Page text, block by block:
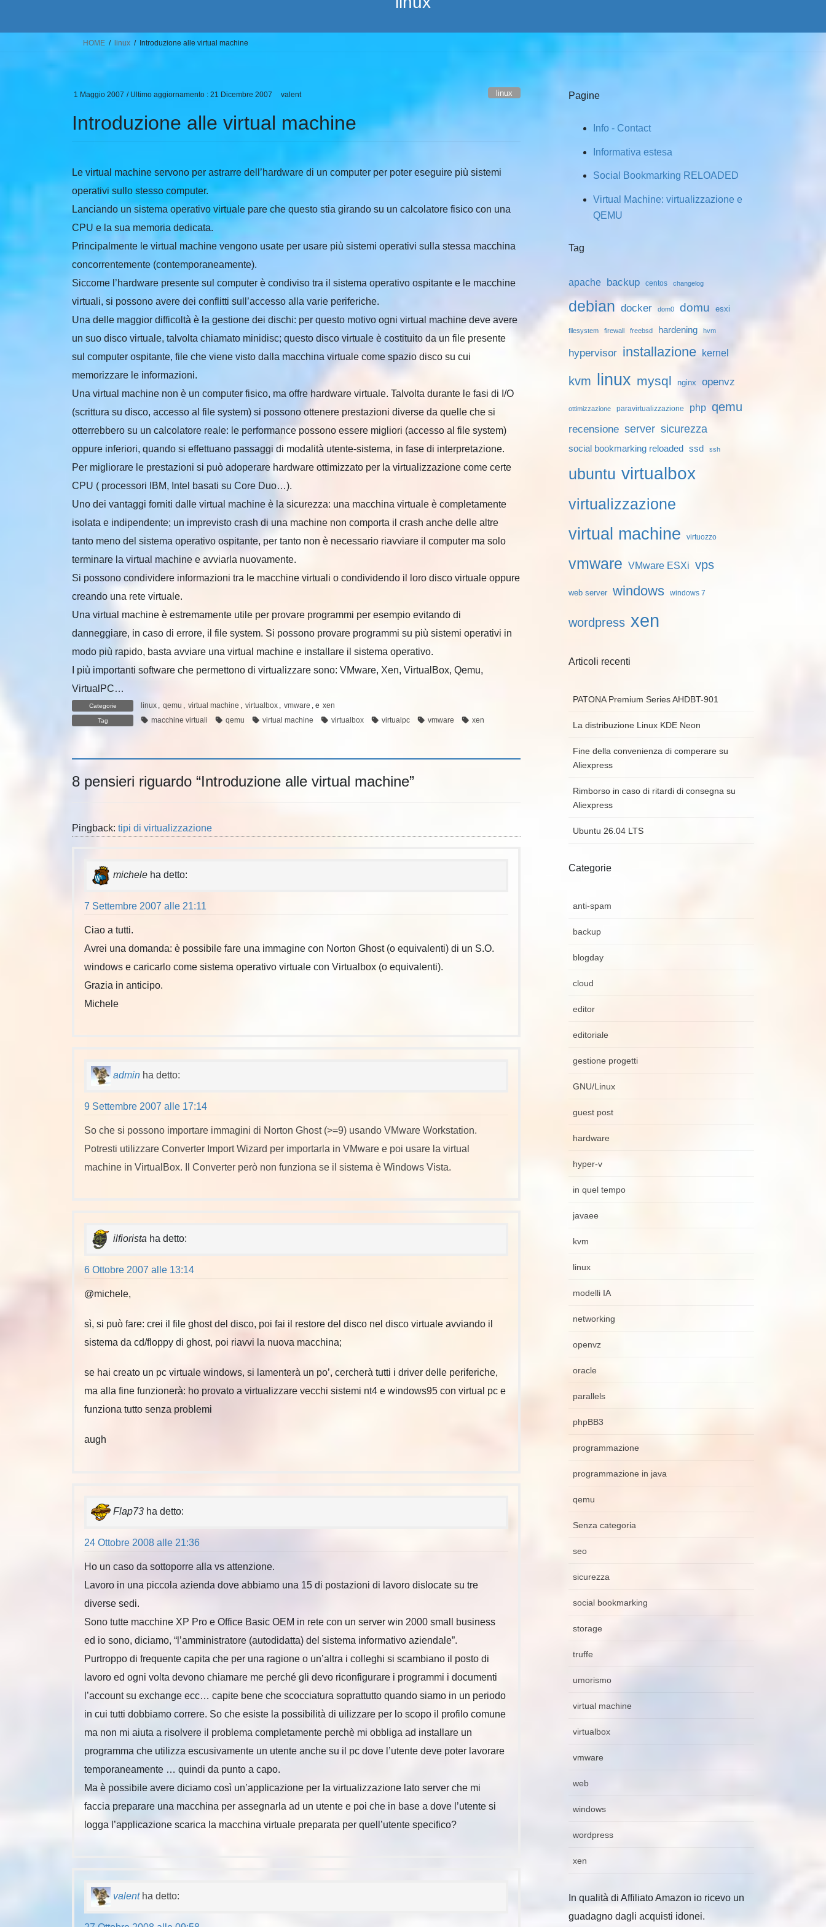
HOME linux Introduzione alle virtual machine
1 Maggio 2007 / Ultimo aggiornamento : 21 Dicembre 2007 valent linux
Introduzione alle virtual machine
Le virtual machine servono per astrarre dell’hardware di un computer per poter eseguire più sistemi
operativi sullo stesso computer.
Lanciando un sistema operativo virtuale pare che questo stia girando su un calcolatore fisico con una
CPU e la sua memoria dedicata.
Principalmente le virtual machine vengono usate per usare più sistemi operativi sulla stessa macchina
concorrentemente (contemporaneamente).
Siccome l’hardware presente sul computer è condiviso tra il sistema operativo ospitante e le macchine
virtuali, si possono avere dei conflitti sull’accesso alla varie periferiche.
Una delle maggior difficoltà è la gestione dei dischi: per questo motivo ogni virtual machine deve avere
un suo disco virtuale, talvolta chiamato minidisc; questo disco virtuale è costituito da un file presente
sul computer ospitante, file che viene visto dalla macchina virtuale come spazio disco su cui
memorizzare le informazioni.
Una virtual machine non è un computer fisico, ma offre hardware virtuale. Talvolta durante le fasi di I/O
(scrittura su disco, accesso al file system) si possono ottenere prestazioni diverse da quelle che si
otterrebbero su un calcolatore reale: le performance possono essere migliori (accesso al file system)
oppure inferiori, quando si effettuano passaggi di modalità utente-sistema, in fase di interpretazione.
Per migliorare le prestazioni si può adoperare hardware ottimizzato per la virtualizzazione come certe
CPU ( processori IBM, Intel basati su Core Duo…).
Uno dei vantaggi forniti dalle virtual machine è la sicurezza: una macchina virtuale è completamente
isolata e indipendente; un imprevisto crash di una machine non comporta il crash anche delle altre
tanto meno del sistema operativo ospitante, per tanto non è necessario riavviare il computer ma solo
terminare la virtual machine e avviarla nuovamente.
Si possono condividere informazioni tra le macchine virtuali o condividendo il loro disco virtuale oppure
creando una rete virtuale.
Una virtual machine è estremamente utile per provare programmi per esempio evitando di
danneggiare, in caso di errore, il file system. Si possono provare programmi su più sistemi operativi in
modo più rapido, basta avviare una virtual machine e installare il sistema operativo.
I più importanti software che permettono di virtualizzare sono: VMware, Xen, VirtualBox, Qemu,
VirtualPC…
Categorie linux qemu virtual machine virtualbox vmware , e xen
Tag macchine virtuali qemu virtual machine virtualbox virtualpc vmware xen
8 pensieri riguardo “Introduzione alle virtual machine”
Pingback: tipi di virtualizzazione
michele ha detto:
7 Settembre 2007 alle 21:11
Ciao a tutti.
Avrei una domanda: è possibile fare una immagine con Norton Ghost (o equivalenti) di un S.O.
windows e caricarlo come sistema operativo virtuale con Virtualbox (o equivalenti).
Grazia in anticipo.
Michele
admin ha detto:
9 Settembre 2007 alle 17:14
So che si possono importare immagini di Norton Ghost (>=9) usando VMware Workstation.
Potresti utilizzare Converter Import Wizard per importarla in VMware e poi usare la virtual
machine in VirtualBox. Il Converter però non funziona se il sistema è Windows Vista.
ilfiorista ha detto:
6 Ottobre 2007 alle 13:14
@michele,
sì, si può fare: crei il file ghost del disco, poi fai il restore del disco nel disco virtuale avviando il
sistema da cd/floppy di ghost, poi riavvi la nuova macchina;
se hai creato un pc virtuale windows, si lamenterà un po’, cercherà tutti i driver delle periferiche,
ma alla fine funzionerà: ho provato a virtualizzare vecchi sistemi nt4 e windows95 con virtual pc e
funziona tutto senza problemi
augh
Flap73 ha detto:
24 Ottobre 2008 alle 21:36
Ho un caso da sottoporre alla vs attenzione.
Lavoro in una piccola azienda dove abbiamo una 15 di postazioni di lavoro dislocate su tre
diverse sedi.
Sono tutte macchine XP Pro e Office Basic OEM in rete con un server win 2000 small business
ed io sono, diciamo, “l’amministratore (autodidatta) del sistema informativo aziendale”.
Purtroppo di frequente capita che per una ragione o un’altra i colleghi si scambiano il posto di
lavoro ed ogni volta devono chiamare me perché gli devo riconfigurare i programmi i documenti
l’account su exchange ecc… capite bene che scocciatura soprattutto quando siamo in un periodo
in cui tutti dobbiamo correre. So che esiste la possibilità di uilizzare per lo scopo il profilo comune
ma non mi aiuta a risolvere il problema completamente perchè mi obbliga ad installare un
programma che utilizza escusivamente un utente anche su il pc dove l’utente deve poter lavorare
temporaneamente … quindi da punto a capo.
Ma è possibile avere diciamo così un’applicazione per la virtualizzazione lato server che mi
faccia preparare una macchina per assegnarla ad un utente e poi che in base a dove l’utente si
logga l’applicazione scarica la macchina virtuale preparata per quell’utente specifico?
valent ha detto:
Pagine
Info - Contact
Informativa estesa
Social Bookmarking RELOADED
Virtual Machine: virtualizzazione e
QEMU
Tag
apache backup centos changelog
debian docker dom0 domu esxi
filesystem firewall freebsd hardening hvm
hypervisor installazione kernel
kvm linux mysql nginx openvz
ottimizzazione paravirtualizzazione php qemu
recensione server sicurezza
social bookmarking reloaded ssd ssh
ubuntu virtualbox
virtualizzazione
virtual machine virtuozzo
vmware VMware ESXi vps
web server windows windows 7
wordpress xen
Articoli recenti
PATONA Premium Series AHDBT-901
La distribuzione Linux KDE Neon
Fine della convenienza di comperare su
Aliexpress
Rimborso in caso di ritardi di consegna su
Aliexpress
Ubuntu 26.04 LTS
Categorie
anti-spam
backup
blogday
cloud
editor
editoriale
gestione progetti
GNU/Linux
guest post
hardware
hyper-v
in quel tempo
javaee
kvm
linux
modelli IA
networking
openvz
oracle
parallels
phpBB3
programmazione
programmazione in java
qemu
Senza categoria
seo
sicurezza
social bookmarking
storage
truffe
umorismo
virtual machine
virtualbox
vmware
web
windows
wordpress
xen
In qualità di Affiliato Amazon io ricevo un
guadagno dagli acquisti idonei.